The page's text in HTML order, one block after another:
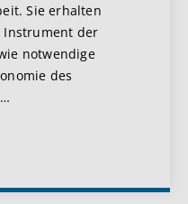
Sie erhalten
Instrument der
notwendige
des
…